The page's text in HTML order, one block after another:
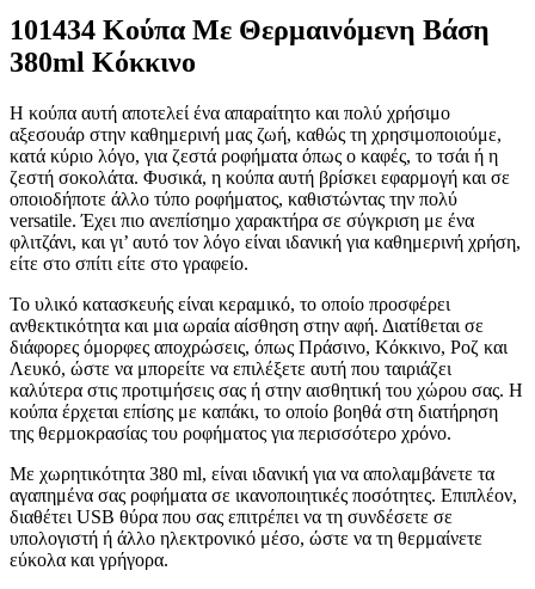
101434 Κούπα Με Θερμαινόμενη Βάση
380ml Κόκκινο
Η κούπα αυτή αποτελεί ένα απαραίτητο και πολύ χρήσιμο
αξεσουάρ στην καθημερινή μας ζωή, καθώς τη χρησιμοποιούμε,
κατά κύριο λόγο, για ζεστά ροφήματα όπως ο καφές, το τσάι ή η
ζεστή σοκολάτα. Φυσικά, η κούπα αυτή βρίσκει εφαρμογή και σε
οποιοδήποτε άλλο τύπο ροφήματος, καθιστώντας την πολύ
versatile. Έχει πιο ανεπίσημο χαρακτήρα σε σύγκριση με ένα
φλιτζάνι, και γι’ αυτό τον λόγο είναι ιδανική για καθημερινή χρήση,
είτε στο σπίτι είτε στο γραφείο.
Το υλικό κατασκευής είναι κεραμικό, το οποίο προσφέρει
ανθεκτικότητα και μια ωραία αίσθηση στην αφή. Διατίθεται σε
διάφορες όμορφες αποχρώσεις, όπως Πράσινο, Κόκκινο, Ροζ και
Λευκό, ώστε να μπορείτε να επιλέξετε αυτή που ταιριάζει
καλύτερα στις προτιμήσεις σας ή στην αισθητική του χώρου σας. Η
κούπα έρχεται επίσης με καπάκι, το οποίο βοηθά στη διατήρηση
της θερμοκρασίας του ροφήματος για περισσότερο χρόνο.
Με χωρητικότητα 380 ml, είναι ιδανική για να απολαμβάνετε τα
αγαπημένα σας ροφήματα σε ικανοποιητικές ποσότητες. Επιπλέον,
διαθέτει USB θύρα που σας επιτρέπει να τη συνδέσετε σε
υπολογιστή ή άλλο ηλεκτρονικό μέσο, ώστε να τη θερμαίνετε
εύκολα και γρήγορα.